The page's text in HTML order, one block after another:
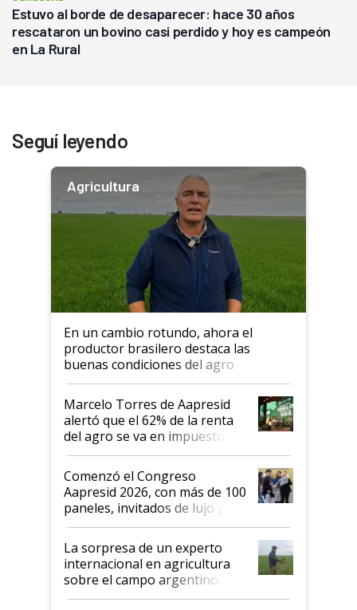
Estuvo al borde de desaparecer: hace 30 años
rescataron un bovino casi perdido y hoy es campeón
en La Rural
Seguí leyendo
Agricultura
En un cambio rotundo, ahora el
productor brasilero destaca las
buenas condiciones del agro
argentino para invertir: "Los veo
más motivados"
Marcelo Torres de Aapresid
alertó que el 62% de la renta
del agro se va en impuestos:
"No es bueno que en
Argentina se sigan discutiendo
las mismas cosas de hace 50
años"
Comenzó el Congreso
Aapresid 2026, con más de 100
paneles, invitados de lujo y
todas las tendencias
La sorpresa de un experto
internacional en agricultura
sobre el campo argentino:
"Estoy muy impresionado"